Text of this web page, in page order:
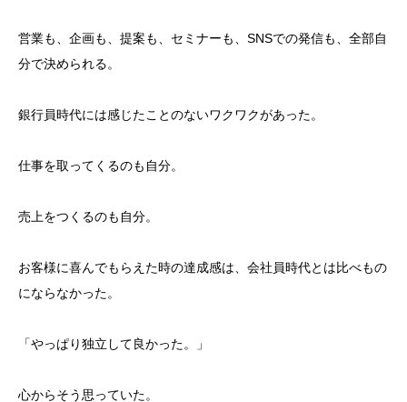
営業も、企画も、提案も、セミナーも、SNSでの発信も、全部自
分で決められる。
銀行員時代には感じたことのないワクワクがあった。
仕事を取ってくるのも自分。
売上をつくるのも自分。
お客様に喜んでもらえた時の達成感は、会社員時代とは比べもの
にならなかった。
「やっぱり独立して良かった。」
心からそう思っていた。